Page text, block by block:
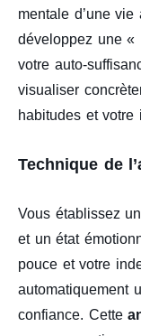
mentale d’une
développez une «
votre auto-
visualiser
habitudes et votre
Technique de
Vous établissez
et un état
pouce et votre
automatiquement
confiance. Cette